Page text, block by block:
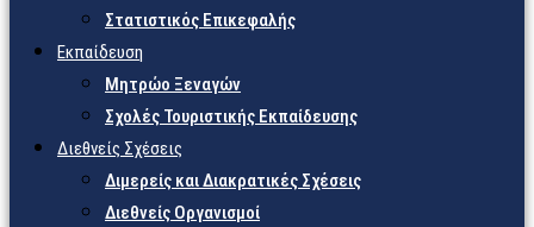
Στατιστικός Επικεφαλής
Εκπαίδευση
Μητρώο Ξεναγών
Σχολές Τουριστικής Εκπαίδευσης
Διεθνείς Σχέσεις
Διμερείς και Διακρατικές Σχέσεις
Διεθνείς Οργανισμοί